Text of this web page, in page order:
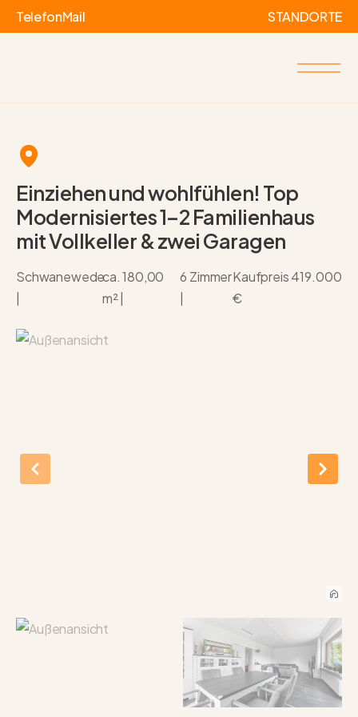
TelefonMail STANDORTE
Einziehen und wohlfühlen! Top
Modernisiertes 1–2 Familienhaus
mit Vollkeller & zwei Garagen
Schwanewedeca. 180,00
m² |
6 ZimmerKaufpreis419.000
€